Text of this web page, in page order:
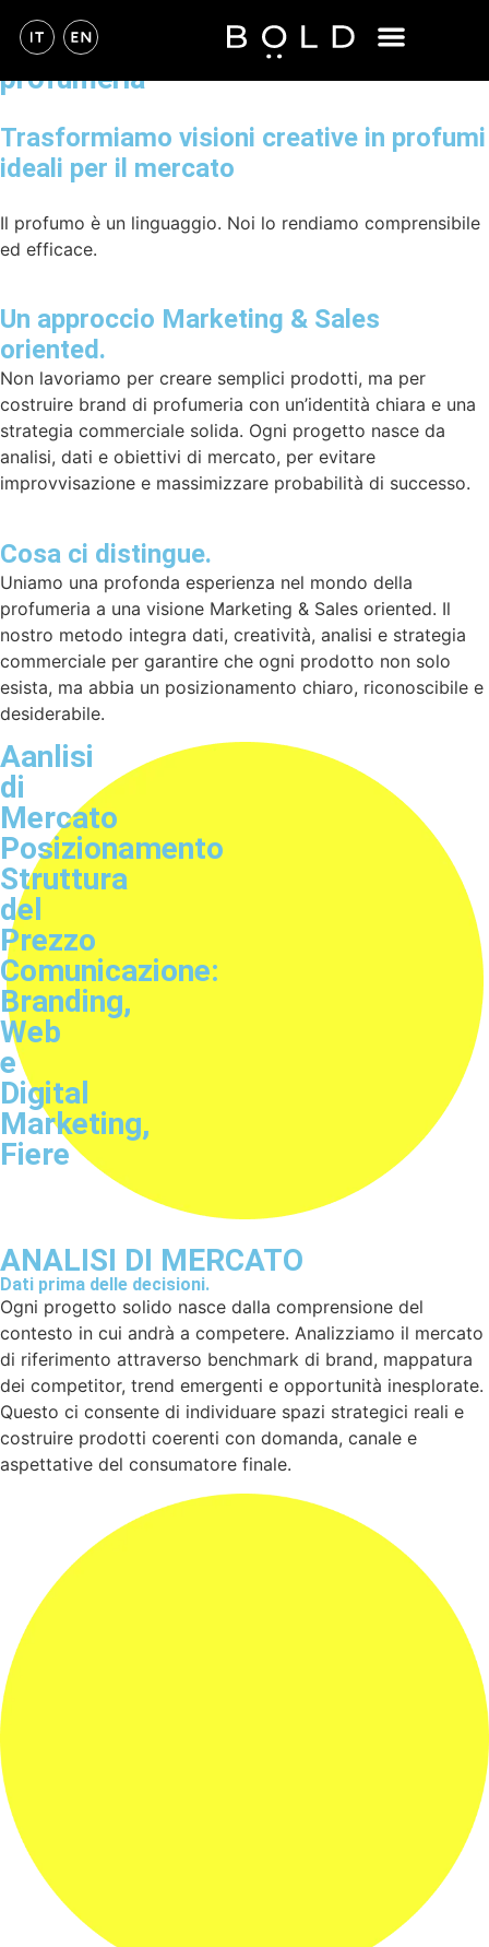
Marketing & Sales per brand di
profumeria
Trasformiamo visioni creative in profumi
ideali per il mercato
Il profumo è un linguaggio. Noi lo rendiamo comprensibile
ed efficace.
Un approccio Marketing & Sales
oriented.
Non lavoriamo per creare semplici prodotti, ma per
costruire brand di profumeria con un’identità chiara e una
strategia commerciale solida. Ogni progetto nasce da
analisi, dati e obiettivi di mercato, per evitare
improvvisazione e massimizzare probabilità di successo.
Cosa ci distingue.
Uniamo una profonda esperienza nel mondo della
profumeria a una visione Marketing & Sales oriented. Il
nostro metodo integra dati, creatività, analisi e strategia
commerciale per garantire che ogni prodotto non solo
esista, ma abbia un posizionamento chiaro, riconoscibile e
desiderabile.
Aanlisi
di
Mercato
Posizionamento
Struttura
del
Prezzo
Comunicazione:
Branding,
Web
e
Digital
Marketing,
Fiere
ANALISI DI MERCATO
Dati prima delle decisioni.
Ogni progetto solido nasce dalla comprensione del
contesto in cui andrà a competere. Analizziamo il mercato
di riferimento attraverso benchmark di brand, mappatura
dei competitor, trend emergenti e opportunità inesplorate.
Questo ci consente di individuare spazi strategici reali e
costruire prodotti coerenti con domanda, canale e
aspettative del consumatore finale.